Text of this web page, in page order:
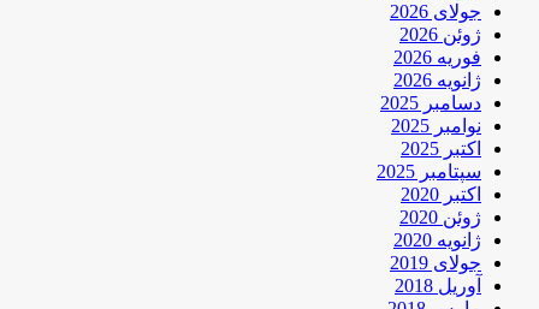
جولای 2026
ژوئن 2026
فوریه 2026
ژانویه 2026
دسامبر 2025
نوامبر 2025
اکتبر 2025
سپتامبر 2025
اکتبر 2020
ژوئن 2020
ژانویه 2020
جولای 2019
آوریل 2018